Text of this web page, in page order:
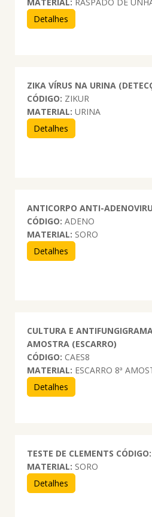
Detalhes
ZIKA VÍRUS NA URINA
CÓDIGO: ZIKUR
MATERIAL: URINA
Detalhes
ANTICORPO ANTI-
CÓDIGO: ADENO
MATERIAL: SORO
Detalhes
CULTURA E
AMOSTRA (ESCARRO)
CÓDIGO: CAES8
MATERIAL: ESCARRO 8ª
Detalhes
TESTE DE CLEMENTS CÓDIGO:
MATERIAL: SORO
Detalhes